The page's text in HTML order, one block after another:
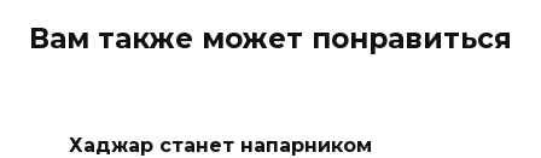
Вам также может понравиться
Хаджар станет напарником